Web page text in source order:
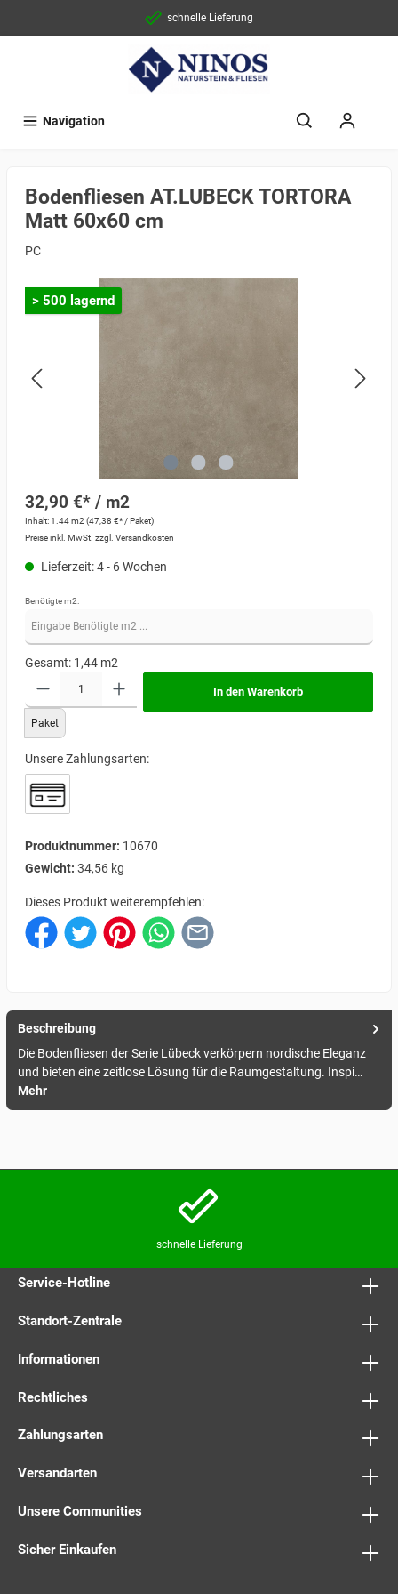
schnelle Lieferung
Navigation
Bodenfliesen AT.LUBECK TORTORA
Matt 60x60 cm
PC
> 500 lagernd
32,90 €* / m2
Inhalt:1.44 m2 (47,38 €* / Paket)
Preise inkl. MwSt. zzgl. Versandkosten
Lieferzeit: 4 - 6 Wochen
Benötigte m2:
Gesamt: 1,44 m2
Paket
In den Warenkorb
Unsere Zahlungsarten:
Produktnummer: 10670
Gewicht: 34,56 kg
Dieses Produkt weiterempfehlen:
Beschreibung
Die Bodenfliesen der Serie Lübeck verkörpern nordische Eleganz
und bieten eine zeitlose Lösung für die Raumgestaltung. Inspi…
Mehr
schnelle Lieferung
Service-Hotline
Standort-Zentrale
Informationen
Rechtliches
Zahlungsarten
Versandarten
Unsere Communities
Sicher Einkaufen